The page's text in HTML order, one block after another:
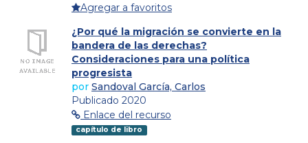
Agregar a favoritos
¿Por qué la migración se convierte en la
bandera de las derechas?
Consideraciones para una política
progresista
por Sandoval García, Carlos
Publicado 2020
Enlace del recurso
capítulo de libro